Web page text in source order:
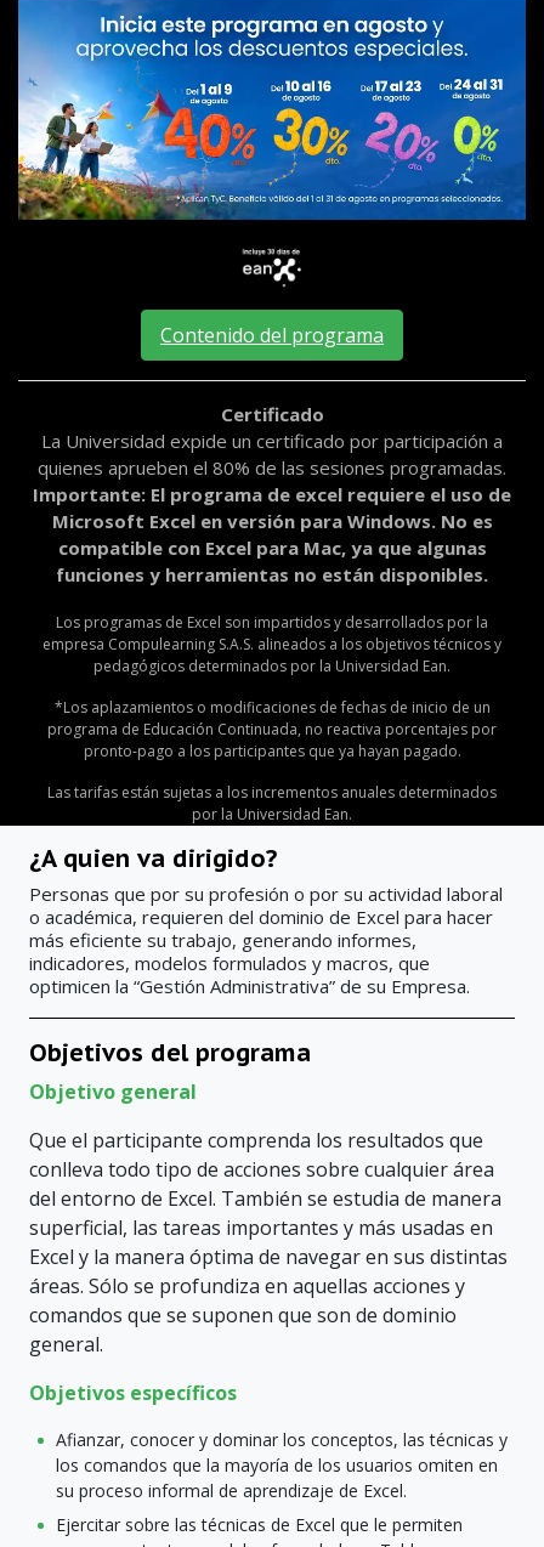
Contenido del programa
Certificado
La Universidad expide un certificado por participación a
quienes aprueben el 80% de las sesiones programadas.
Importante: El programa de excel requiere el uso de
Microsoft Excel en versión para Windows. No es
compatible con Excel para Mac, ya que algunas
funciones y herramientas no están disponibles.
Los programas de Excel son impartidos y desarrollados por la
empresa Compulearning S.A.S. alineados a los objetivos técnicos y
pedagógicos determinados por la Universidad Ean.
*Los aplazamientos o modificaciones de fechas de inicio de un
programa de Educación Continuada, no reactiva porcentajes por
pronto-pago a los participantes que ya hayan pagado.
Las tarifas están sujetas a los incrementos anuales determinados
por la Universidad Ean.
¿A quien va dirigido?
Personas que por su profesión o por su actividad laboral
o académica, requieren del dominio de Excel para hacer
más eficiente su trabajo, generando informes,
indicadores, modelos formulados y macros, que
optimicen la “Gestión Administrativa” de su Empresa.
Objetivos del programa
Objetivo general
Que el participante comprenda los resultados que
conlleva todo tipo de acciones sobre cualquier área
del entorno de Excel. También se estudia de manera
superficial, las tareas importantes y más usadas en
Excel y la manera óptima de navegar en sus distintas
áreas. Sólo se profundiza en aquellas acciones y
comandos que se suponen que son de dominio
general.
Objetivos específicos
Afianzar, conocer y dominar los conceptos, las técnicas y
los comandos que la mayoría de los usuarios omiten en
su proceso informal de aprendizaje de Excel.
Ejercitar sobre las técnicas de Excel que le permiten